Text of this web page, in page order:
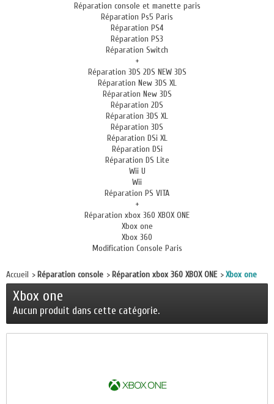
Réparation console et manette paris
Réparation Ps5 Paris
Réparation PS4
Réparation PS3
Réparation Switch
+
Réparation 3DS 2DS NEW 3DS
Réparation New 3DS XL
Réparation New 3DS
Réparation 2DS
Réparation 3DS XL
Réparation 3DS
Réparation DSi XL
Réparation DSi
Réparation DS Lite
Wii U
Wii
Réparation PS VITA
+
Réparation xbox 360 XBOX ONE
Xbox one
Xbox 360
Modification Console Paris
Accueil >Réparation console >Réparation xbox 360 XBOX ONE >Xbox one
Xbox one
Aucun produit dans cette catégorie.